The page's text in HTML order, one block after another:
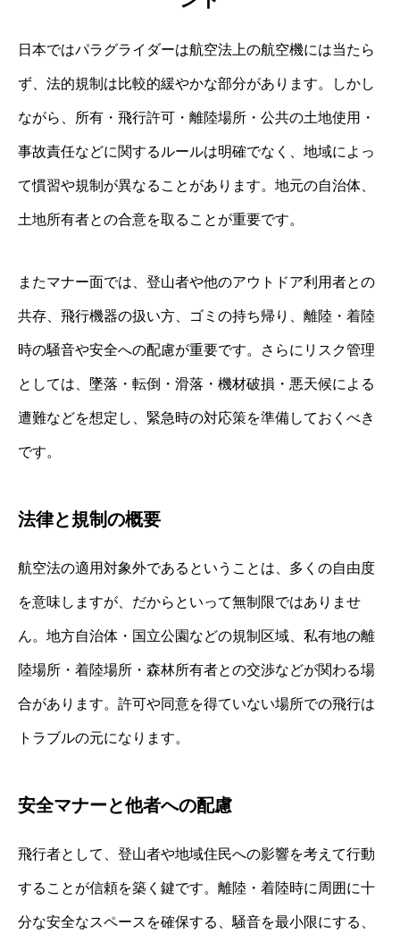
日本ではパラグライダーは航空法上の航空機には当たら
ず、法的規制は比較的緩やかな部分があります。しかし
ながら、所有・飛行許可・離陸場所・公共の土地使用・
事故責任などに関するルールは明確でなく、地域によっ
て慣習や規制が異なることがあります。地元の自治体、
土地所有者との合意を取ることが重要です。
またマナー面では、登山者や他のアウトドア利用者との
共存、飛行機器の扱い方、ゴミの持ち帰り、離陸・着陸
時の騒音や安全への配慮が重要です。さらにリスク管理
としては、墜落・転倒・滑落・機材破損・悪天候による
遭難などを想定し、緊急時の対応策を準備しておくべき
です。
法律と規制の概要
航空法の適用対象外であるということは、多くの自由度
を意味しますが、だからといって無制限ではありませ
ん。地方自治体・国立公園などの規制区域、私有地の離
陸場所・着陸場所・森林所有者との交渉などが関わる場
合があります。許可や同意を得ていない場所での飛行は
トラブルの元になります。
安全マナーと他者への配慮
飛行者として、登山者や地域住民への影響を考えて行動
することが信頼を築く鍵です。離陸・着陸時に周囲に十
分な安全なスペースを確保する、騒音を最小限にする、